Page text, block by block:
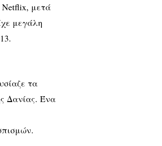
Netflix, μετά
μεγάλη
τα
Δανίας. Ένα